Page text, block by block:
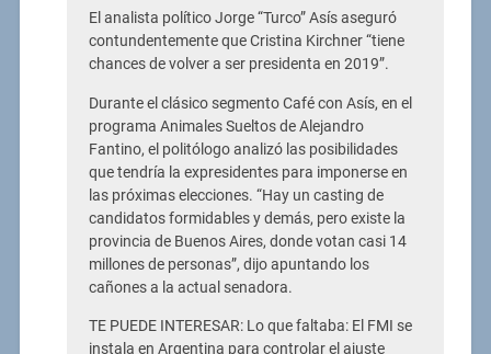
El analista político Jorge “Turco” Asís aseguró
contundentemente que Cristina Kirchner “tiene
chances de volver a ser presidenta en 2019”.
Durante el clásico segmento Café con Asís, en el
programa Animales Sueltos de Alejandro
Fantino, el politólogo analizó las posibilidades
que tendría la expresidentes para imponerse en
las próximas elecciones. “Hay un casting de
candidatos formidables y demás, pero existe la
provincia de Buenos Aires, donde votan casi 14
millones de personas”, dijo apuntando los
cañones a la actual senadora.
TE PUEDE INTERESAR: Lo que faltaba: El FMI se
instala en Argentina para controlar el ajuste